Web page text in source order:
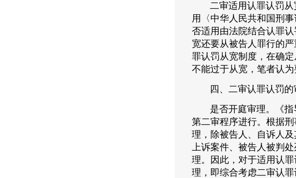
二审适用认罪认罚
用〈中华人民共和国刑
否适用由法院结合认罪
宽还要从被告人罪行的
罪认罚从宽制度，在确
不能过于从宽，笔者认
四、二审认罪认罚
是否开庭审理。《
第二审程序进行。根据
理，除被告人、自诉人
上诉案件、被告人被判
理。因此，对于适用认
理，即综合考虑二审认